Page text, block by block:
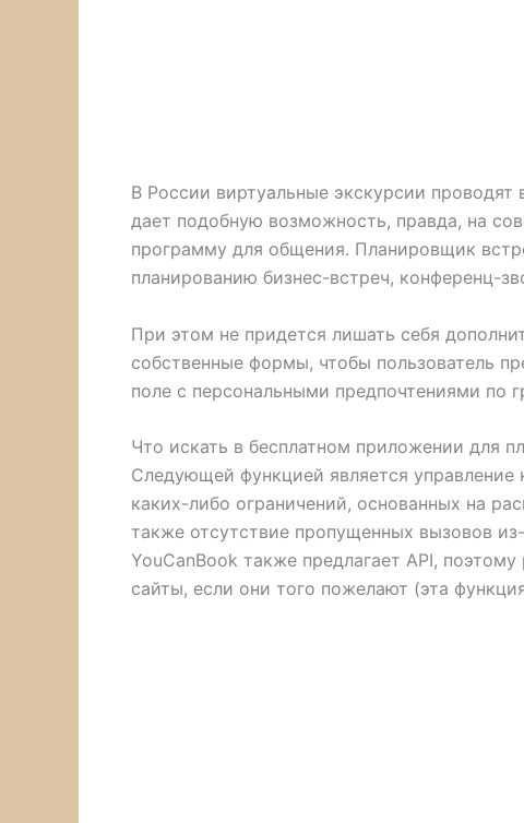
В России виртуальные экскурсии
дает подобную возможность, правда, на
программу для общения. Планировщик
планированию бизнес-встреч, конференц-
При этом не придется лишать себя
собственные формы, чтобы пользователь
поле с персональными предпочтениями по
Что искать в бесплатном приложении для
Следующей функцией является управление
каких-либо ограничений, основанных на
также отсутствие пропущенных вызовов
YouCanBook также предлагает API,
сайты, если они того пожелают (эта